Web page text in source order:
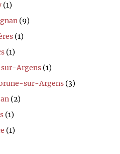
(1)
(9)
(1)
(1)
sur-Argens (1)
sur-Argens (3)
(2)
(1)
(1)